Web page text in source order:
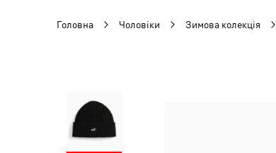
Головна Чоловіки Зимова колекція